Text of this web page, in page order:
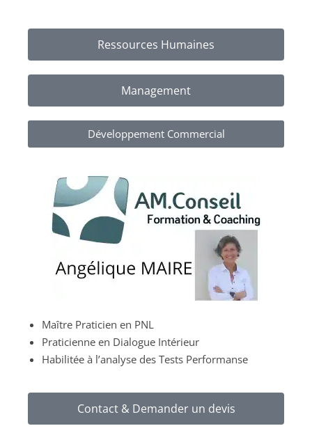
Ressources Humaines
Management
Développement Commercial
Maître Praticien en PNL
Praticienne en Dialogue Intérieur
Habilitée à l’analyse des Tests Performanse
Contact & Demander un devis